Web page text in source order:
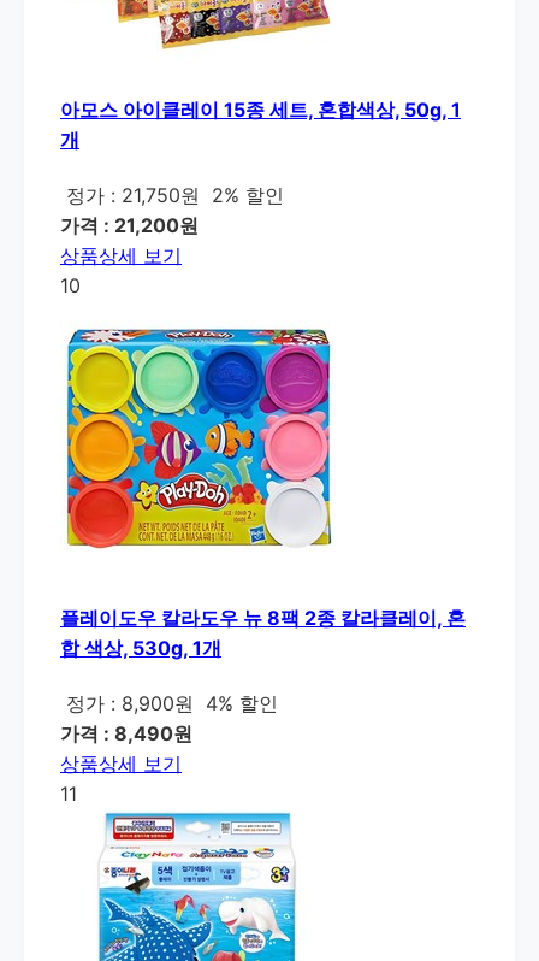
아모스 아이클레이 15종 세트, 혼합색상, 50g, 1
개
정가 : 21,750원
2% 할인
가격 : 21,200원
상품상세 보기
10
플레이도우 칼라도우 뉴 8팩 2종 칼라클레이, 혼
합 색상, 530g, 1개
정가 : 8,900원
4% 할인
가격 : 8,490원
상품상세 보기
11